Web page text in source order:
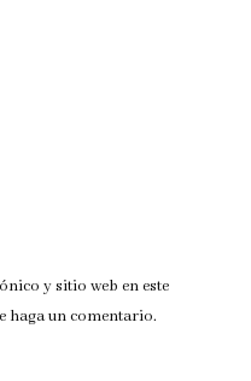
y sitio web en este
haga un comentario.